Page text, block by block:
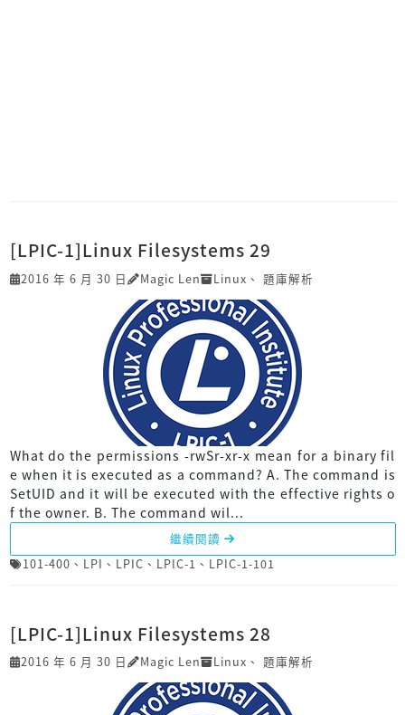
[LPIC-1]Linux Filesystems 29
2016 年 6 月 30 日 Magic Len Linux 、 題庫解析
What do the permissions -rwSr-xr-x mean for a binary fil
e when it is executed as a command? A. The command is
SetUID and it will be executed with the effective rights o
f the owner. B. The command wil...
繼續閱讀
101-400 、 LPI 、 LPIC 、 LPIC-1 、 LPIC-1-101
[LPIC-1]Linux Filesystems 28
2016 年 6 月 30 日 Magic Len Linux 、 題庫解析